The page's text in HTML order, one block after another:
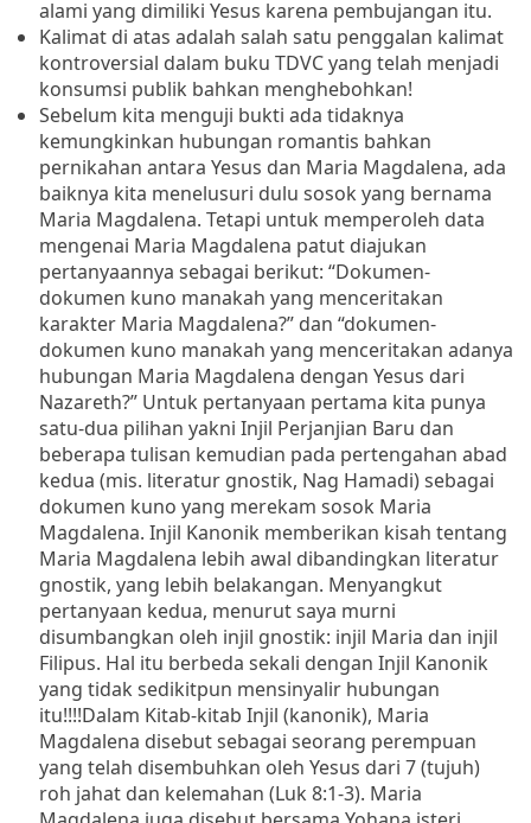
alami yang dimiliki Yesus karena pembujangan itu.
Kalimat di atas adalah salah satu penggalan kalimat
kontroversial dalam buku TDVC yang telah menjadi
konsumsi publik bahkan menghebohkan!
Sebelum kita menguji bukti ada tidaknya
kemungkinkan hubungan romantis bahkan
pernikahan antara Yesus dan Maria Magdalena, ada
baiknya kita menelusuri dulu sosok yang bernama
Maria Magdalena. Tetapi untuk memperoleh data
mengenai Maria Magdalena patut diajukan
pertanyaannya sebagai berikut: “Dokumen-
dokumen kuno manakah yang menceritakan
karakter Maria Magdalena?” dan “dokumen-
dokumen kuno manakah yang menceritakan adanya
hubungan Maria Magdalena dengan Yesus dari
Nazareth?” Untuk pertanyaan pertama kita punya
satu-dua pilihan yakni Injil Perjanjian Baru dan
beberapa tulisan kemudian pada pertengahan abad
kedua (mis. literatur gnostik, Nag Hamadi) sebagai
dokumen kuno yang merekam sosok Maria
Magdalena. Injil Kanonik memberikan kisah tentang
Maria Magdalena lebih awal dibandingkan literatur
gnostik, yang lebih belakangan. Menyangkut
pertanyaan kedua, menurut saya murni
disumbangkan oleh injil gnostik: injil Maria dan injil
Filipus. Hal itu berbeda sekali dengan Injil Kanonik
yang tidak sedikitpun mensinyalir hubungan
itu!!!!Dalam Kitab-kitab Injil (kanonik), Maria
Magdalena disebut sebagai seorang perempuan
yang telah disembuhkan oleh Yesus dari 7 (tujuh)
roh jahat dan kelemahan (Luk 8:1-3). Maria